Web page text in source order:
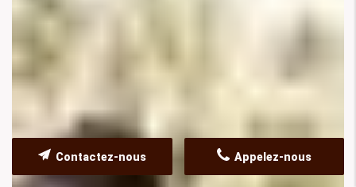
Appelez-nous
Contactez-nous